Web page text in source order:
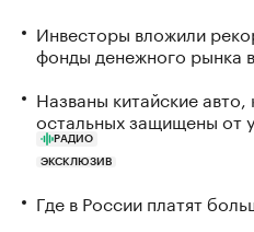
Инвесторы вложили
фонды денежного рынка
Названы китайские
остальных защищены от
РАДИО
ЭКСКЛЮЗИВ
Где в России платят